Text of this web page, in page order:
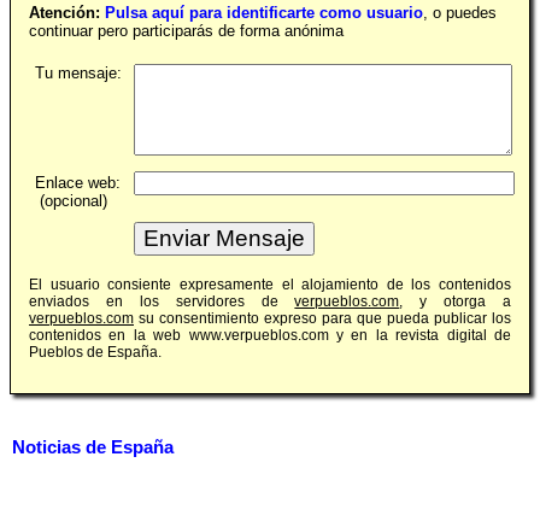
Atención: Pulsa aquí para identificarte como usuario, o puedes
continuar pero participarás de forma anónima
Tu mensaje:
Enlace web:
(opcional)
El usuario consiente expresamente el alojamiento de los contenidos
enviados en los servidores deverpueblos.com, y otorga a
verpueblos.com su consentimiento expreso para que pueda publicar los
contenidos en la web www.verpueblos.com y en la revista digital de
Pueblos de España.
Noticias de España